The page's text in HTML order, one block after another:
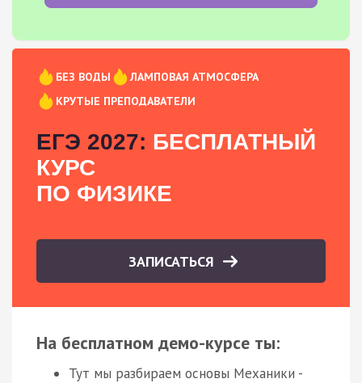
БЕЗ ВОДЫ
ЛАМПОВАЯ АТМОСФЕРА
КРУТЫЕ ПРЕПОДАВАТЕЛИ
ЕГЭ 2027: БЕСПЛАТНЫЙ
КУРС
ПО ФИЗИКЕ
ЗАПИСАТЬСЯ
На бесплатном демо-курсе ты:
Тут мы разбираем основы Механики -